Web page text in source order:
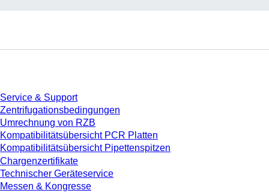
Service & Support
Zentrifugationsbedingungen
Umrechnung von RZB
Kompatibilitätsübersicht PCR Platten
Kompatibilitätsübersicht Pipettenspitzen
Chargenzertifikate
Technischer Geräteservice
Messen & Kongresse